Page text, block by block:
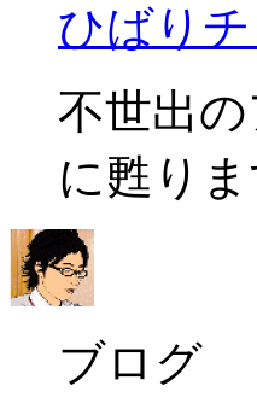
ひばり
不世出
に甦りま
ブログ